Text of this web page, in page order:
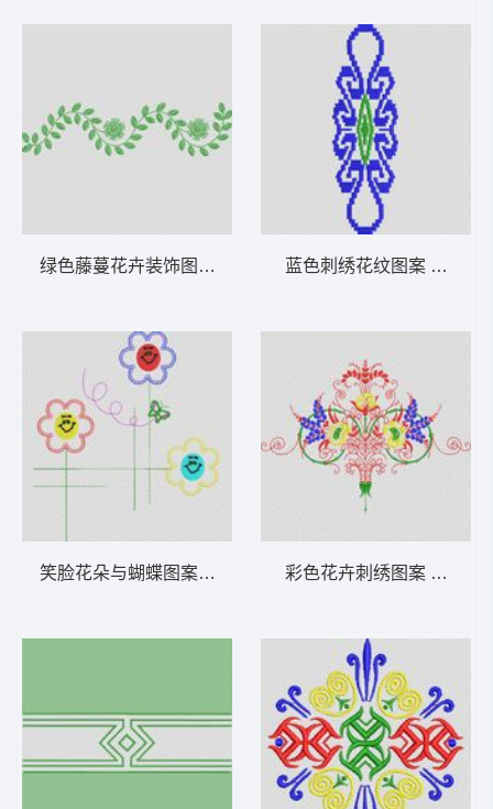
绿色藤蔓花卉装饰图案 植物花型
笑脸花朵与蝴蝶图案 植物花型
蓝色刺绣花纹图案 植物花
彩色花卉刺绣图案 植物花